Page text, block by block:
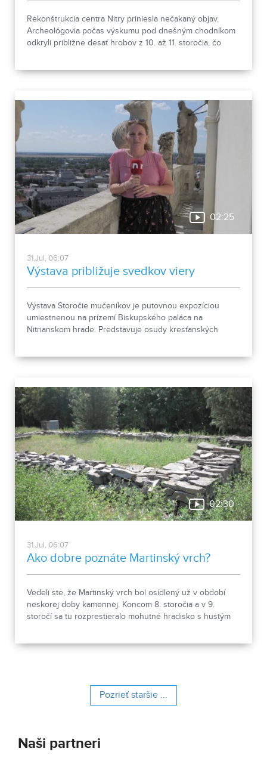
Rekonštrukcia centra Nitry priniesla nečakaný objav.
Archeológovia počas výskumu pod dnešným chodníkom
odkryli približne desať hrobov z 10. až 11. storočia, čo
02:25
31.Jul, 06:07
Výstava približuje svedkov viery
Výstava Storočie mučeníkov je putovnou expozíciou
umiestnenou na prízemí Biskupského paláca na
Nitrianskom hrade. Predstavuje osudy kresťanských
02:30
31.Jul, 06:07
Ako dobre poznáte Martinský vrch?
Vedeli ste, že Martinský vrch bol osídlený už v období
neskorej doby kamennej. Koncom 8. storočia a v 9.
storočí sa tu rozprestieralo mohutné hradisko s hustým
Pozrieť staršie ...
Naši partneri